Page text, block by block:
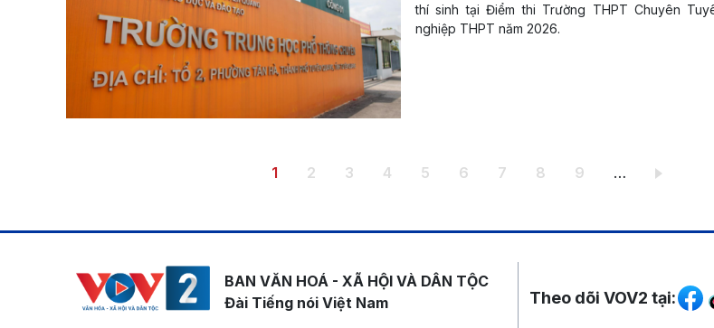
thí sinh tại Điểm thi Trường THPT Chuyên
nghiệp THPT năm 2026.
Trang hiện thời
1 Trang
2 Trang
3 Trang
4 Trang
5 Trang
6 Trang
7 Trang
8 Trang
9 …
BAN VĂN HOÁ - XÃ HỘI VÀ DÂN TỘC
Đài Tiếng nói Việt Nam
Mạng xã hội
Theo dõi VOV2 tại: